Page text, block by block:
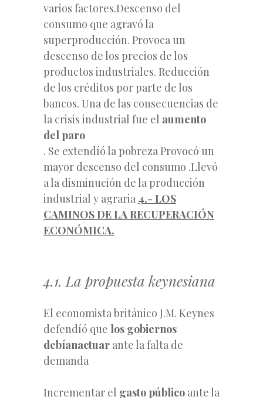
varios factores.Descenso del
consumo que agravó la
superproducción. Provoca un
descenso de los precios de los
productos industriales. Reducción
de los créditos por parte de los
bancos. Una de las consecuencias de
la crisis industrial fue el aumento
del paro
. Se extendíó la pobreza Provocó un
mayor descenso del consumo .Llevó
a la disminución de la producción
industrial y agraria 4.- LOS
CAMINOS DE LA RECUPERACIÓN
ECONÓMICA.
4.1. La propuesta keynesiana
El economista británico J.M. Keynes
defendíó que los gobiernos
debíanactuar ante la falta de
demanda
Incrementar el gasto público ante la